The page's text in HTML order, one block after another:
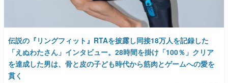
伝説の『リングフィット』RTAを披露し同接18万人を記録した
「えぬわたさん」インタビュー。28時間を掛け「100％」クリア
を達成した男は、骨と皮の子ども時代から筋肉とゲームへの愛を
貫く